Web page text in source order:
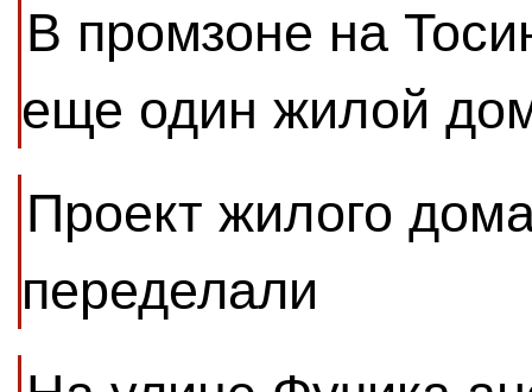
В промзоне на
еще один жилой
Проект жилого
переделали